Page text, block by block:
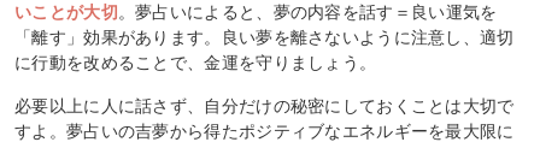
いことが大切。夢占いによると、夢の内容を話す＝良い運気を
「離す」効果があります。良い夢を離さないように注意し、適切
に行動を改めることで、金運を守りましょう。
必要以上に人に話さず、自分だけの秘密にしておくことは大切で
すよ。夢占いの吉夢から得たポジティブなエネルギーを最大限に